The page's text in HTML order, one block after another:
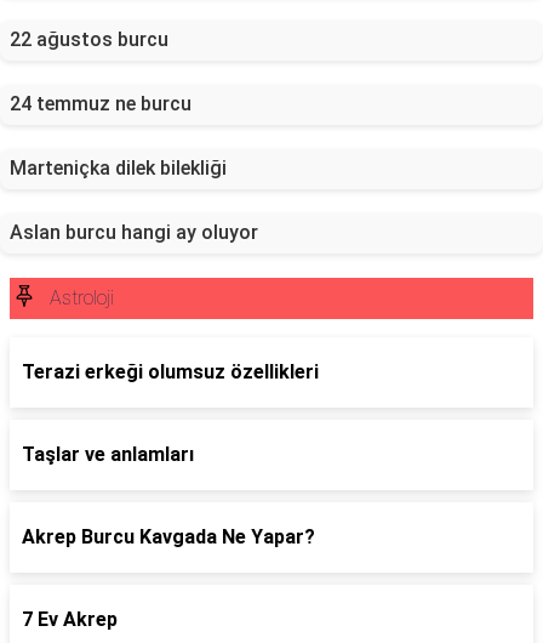
22 ağustos burcu
24 temmuz ne burcu
Marteniçka dilek bilekliği
Aslan burcu hangi ay oluyor
Astroloji
Terazi erkeği olumsuz özellikleri
Taşlar ve anlamları
Akrep Burcu Kavgada Ne Yapar?
7 Ev Akrep